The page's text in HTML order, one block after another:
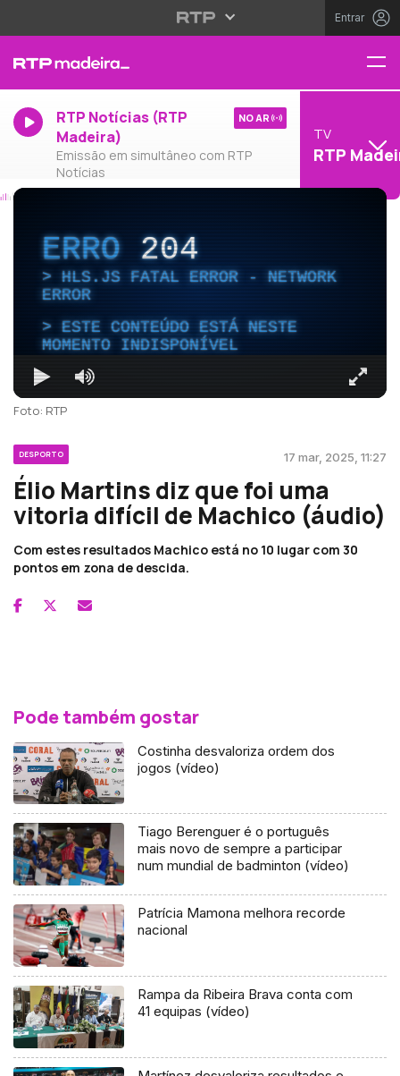
Entrar
RTP Notícias (RTP
Madeira)
Emissão em simultâneo com RTP
Notícias
NO AR
TV
RTP
ERRO204
HLS.JS FATAL ERROR - NETWORK
ERROR
ESTE CONTEÚDO ESTÁ NESTE
MOMENTO INDISPONÍVEL
Foto: RTP
DESPORTO 17 mar, 2025, 11:27
Élio Martins diz que foi uma
vitoria difícil de Machico (áudio)
Com estes resultados Machico está no 10 lugar com 30
pontos em zona de descida.
Pode também gostar
Costinha desvaloriza ordem dos
jogos (vídeo)
Tiago Berenguer é o português
mais novo de sempre a participar
num mundial de badminton (vídeo)
Patrícia Mamona melhora recorde
nacional
Rampa da Ribeira Brava conta com
41 equipas (vídeo)